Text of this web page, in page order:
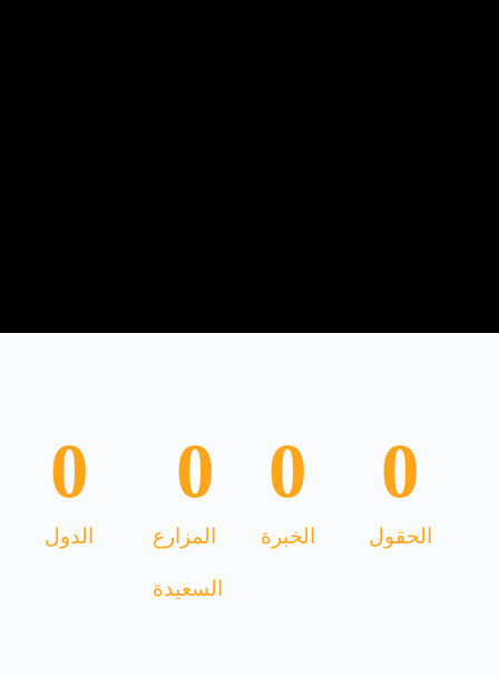
الدول
0
المزارع
السعيدة
0
الخبرة
0
الحقول
0